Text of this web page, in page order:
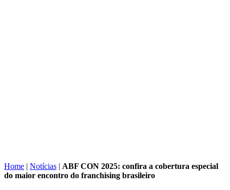
Home | Notícias | ABF CON 2025: confira a cobertura especial
do maior encontro do franchising brasileiro